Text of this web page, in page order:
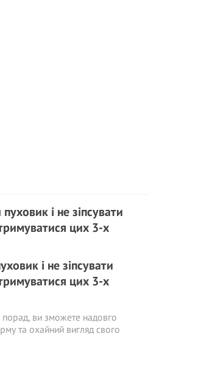
і не зіпсувати
цих 3-х
ви зможете надовго
та охайний вигляд свого